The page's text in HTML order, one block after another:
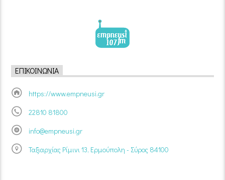
ΕΠΙΚΟΙΝΩΝΊΑ
https://www.empneusi.gr
22810 81800
info@empneusi.gr
Ταξιαρχίας Ρίμινι 13, Ερμούπολη - Σύρος 84100